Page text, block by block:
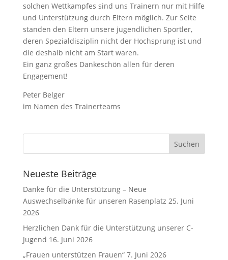
solchen Wettkampfes sind uns Trainern nur mit Hilfe
und Unterstützung durch Eltern möglich. Zur Seite
standen den Eltern unsere jugendlichen Sportler,
deren Spezialdisziplin nicht der Hochsprung ist und
die deshalb nicht am Start waren.
Ein ganz großes Dankeschön allen für deren
Engagement!
Peter Belger
im Namen des Trainerteams
Neueste Beiträge
Danke für die Unterstützung – Neue
Auswechselbänke für unseren Rasenplatz 25. Juni
2026
Herzlichen Dank für die Unterstützung unserer C-
Jugend 16. Juni 2026
„Frauen unterstützen Frauen“ 7. Juni 2026